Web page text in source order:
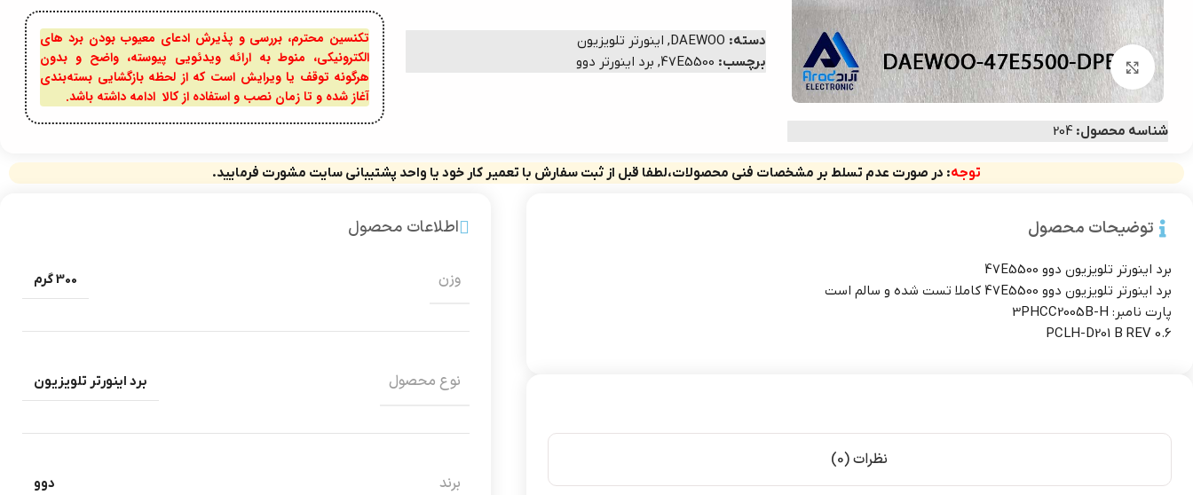
بزرگنمایی تصویر
شناسه محصول: 204
دسته: DAEWOO
, اینورتر تلویزیون
برچسب: 47E5500
, برد اینورتر دوو
تکنسین محترم، بررسی و پذیرش ادعای معیوب بودن برد های
الکترونیکی، منوط به ارائه ویدئویی پیوسته، واضح و بدون
هرگونه توقف یا ویرایش است که از لحظه بازگشایی بسته‌بندی
آغاز شده و تا زمان نصب و استفاده از کالا ادامه داشته باشد.
توجه: در صورت عدم تسلط بر مشخصات فنی محصولات،لطفا قبل از ثبت سفارش با تعمیر کار خود یا واحد پشتیبانی سایت مشورت فرمایید.
توضیحات محصول
برد اینورتر تلویزیون دوو 47E5500
برد اینورتر تلویزیون دوو 47E5500 کاملا تست شده و سالم است
پارت نامبر: 3PHCC2005B-H
PCLH-D201 B REV 0.6
نظرات (0)
اطلاعات محصول
وزن 300 گرم
نوع محصول برد اینورتر تلویزیون
برند دوو